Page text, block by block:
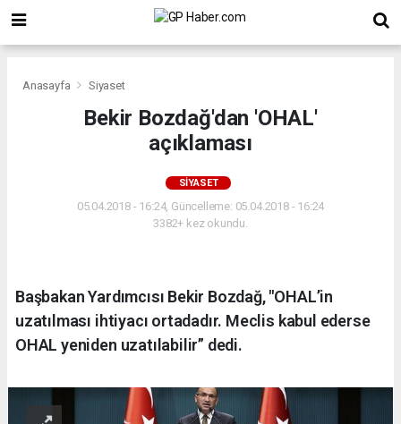
Anasayfa Siyaset
Bekir Bozdağ'dan 'OHAL'
açıklaması
SIYASET
05.04.2018 - 16:24, Güncelleme: 05.04.2018 - 16:24
3382+ kez okundu.
Başbakan Yardımcısı Bekir Bozdağ, "OHAL’in
uzatılması ihtiyacı ortadadır. Meclis kabul ederse
OHAL yeniden uzatılabilir” dedi.